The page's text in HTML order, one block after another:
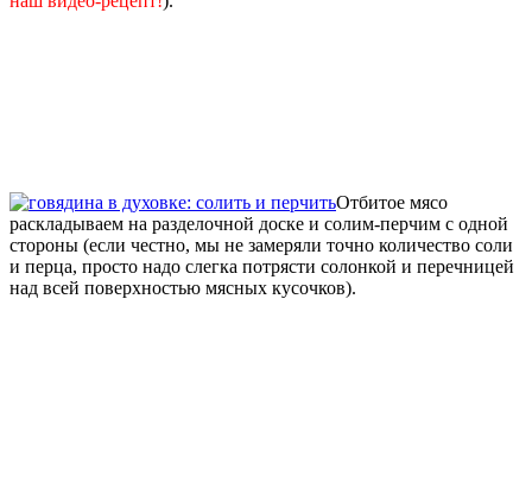
Отбитое мясо
раскладываем на разделочной доске и солим-перчим с одной
стороны (если честно, мы не замеряли точно количество соли
и перца, просто надо слегка потрясти солонкой и перечницей
над всей поверхностью мясных кусочков).